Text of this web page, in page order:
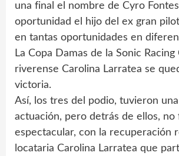
una final el nombre de Cyro
oportunidad el hijo del ex gran
en tantas oportunidades en
La Copa Damas de la Sonic Racing
riverense Carolina Larratea se
victoria.
Así, los tres del podio, tuvieron
actuación, pero detrás de ellos, no
espectacular, con la recuperación
locataria Carolina Larratea que